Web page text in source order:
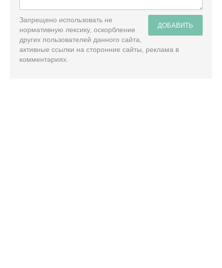
ДОБАВИТЬ
Запрещено использовать не
нормативную лексику, оскорбление
других пользователей данного сайта,
активные ссылки на сторонние сайты, реклама в
комментариях.